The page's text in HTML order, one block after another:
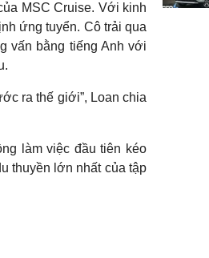
MSC Cruise. Với kinh
ứng tuyển. Cô trải qua
vấn bằng tiếng Anh với
ra thế giới”, Loan chia
làm việc đầu tiên kéo
thuyền lớn nhất của tập